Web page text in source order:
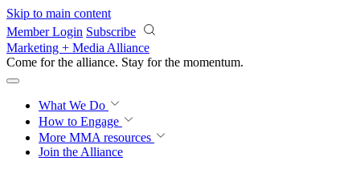
Skip to main content
Member Login Subscribe
Marketing + Media Alliance
Come for the alliance. Stay for the innovation.
What We Do
How to Engage
More MMA resources
Join the Alliance